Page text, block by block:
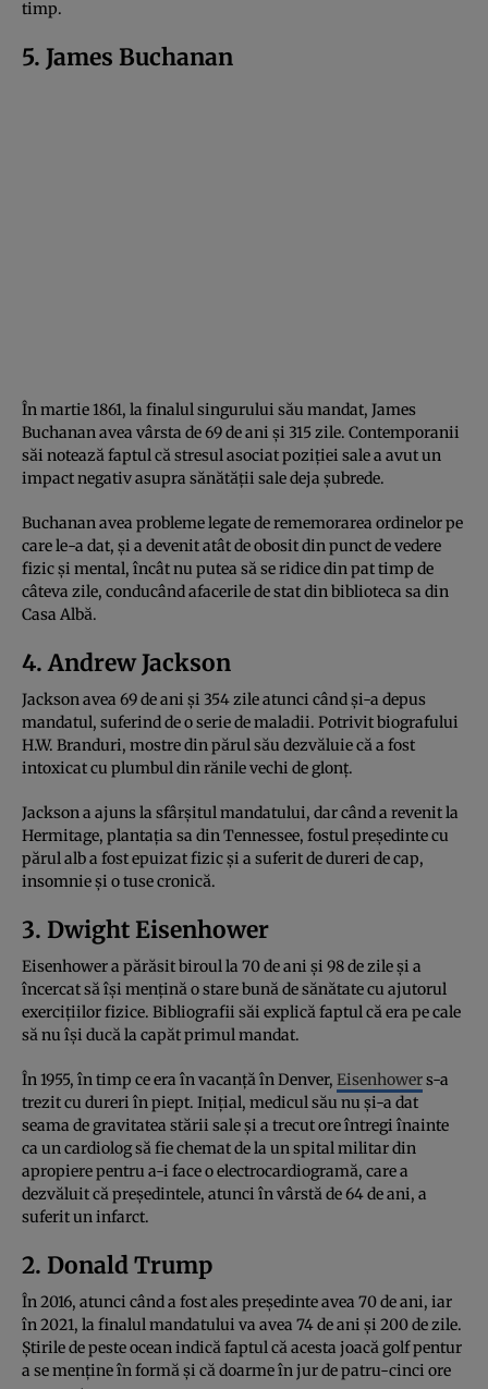
timp.
5. James Buchanan
În martie 1861, la finalul singurului său mandat, James
Buchanan avea vârsta de 69 de ani și 315 zile. Contemporanii
săi notează faptul că stresul asociat poziției sale a avut un
impact negativ asupra sănătății sale deja șubrede.
Buchanan avea probleme legate de rememorarea ordinelor pe
care le-a dat, și a devenit atât de obosit din punct de vedere
fizic și mental, încât nu putea să se ridice din pat timp de
câteva zile, conducând afacerile de stat din biblioteca sa din
Casa Albă.
4. Andrew Jackson
Jackson avea 69 de ani și 354 zile atunci când și-a depus
mandatul, suferind de o serie de maladii. Potrivit biografului
H.W. Branduri, mostre din părul său dezvăluie că a fost
intoxicat cu plumbul din rănile vechi de glonț.
Jackson a ajuns la sfârșitul mandatului, dar când a revenit la
Hermitage, plantația sa din Tennessee, fostul președinte cu
părul alb a fost epuizat fizic și a suferit de dureri de cap,
insomnie și o tuse cronică.
3. Dwight Eisenhower
Eisenhower a părăsit biroul la 70 de ani și 98 de zile și a
încercat să își mențină o stare bună de sănătate cu ajutorul
exercițiilor fizice. Bibliografii săi explică faptul că era pe cale
să nu își ducă la capăt primul mandat.
În 1955, în timp ce era în vacanță în Denver, Eisenhowers-a
trezit cu dureri în piept. Inițial, medicul său nu și-a dat
seama de gravitatea stării sale și a trecut ore întregi înainte
ca un cardiolog să fie chemat de la un spital militar din
apropiere pentru a-i face o electrocardiogramă, care a
dezvăluit că președintele, atunci în vârstă de 64 de ani, a
suferit un infarct.
2. Donald Trump
În 2016, atunci când a fost ales președinte avea 70 de ani, iar
în 2021, la finalul mandatului va avea 74 de ani și 200 de zile.
Știrile de peste ocean indică faptul că acesta joacă golf pentur
a se menține în formă și că doarme în jur de patru-cinci ore